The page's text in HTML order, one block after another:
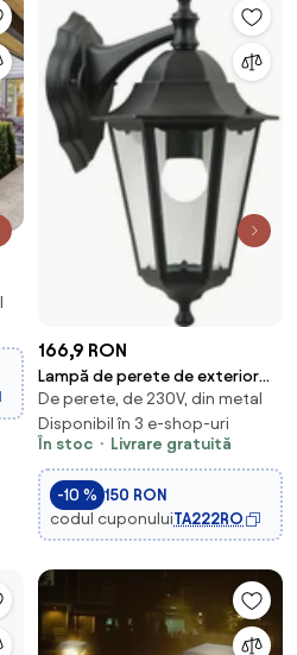
166,9 RON
Lampă de perete de exterior
Nordlux CARDIFF
1xE27/60W/230V IP44
De perete, de 230V, din metal
Disponibil în 3 e-shop-uri
În stoc
Livrare gratuită
-10 % 150 RON
codul cuponuluiTA222RO